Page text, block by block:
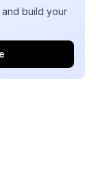
build your